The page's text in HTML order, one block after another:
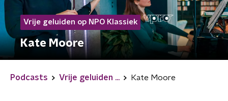
Vrije geluiden op NPO Klassiek
Kate Moore
Podcasts Vrije geluiden ... Kate Moore